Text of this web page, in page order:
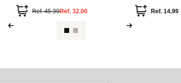
Ref.45.99Ref.32.00 Ref.14.99